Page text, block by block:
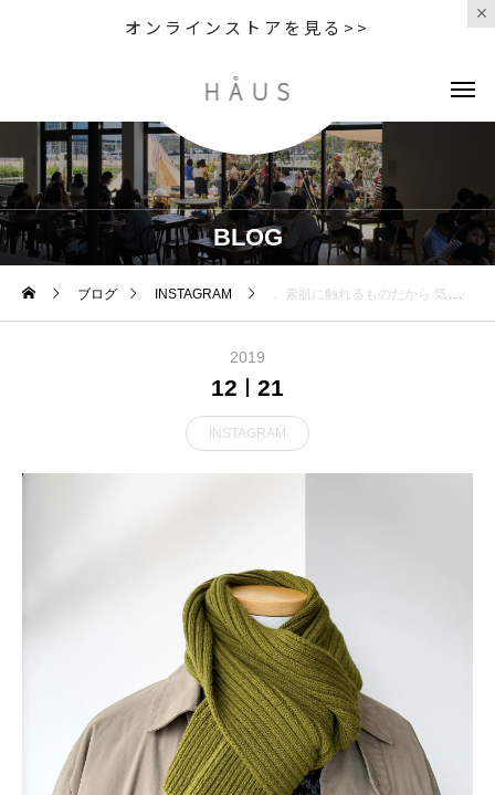
オンラインストアを見る>>
BLOG
ブログ INSTAGRAM ． 素肌に触れるものだから 気持ち良さにはこだわりたい
2019
12 21
INSTAGRAM